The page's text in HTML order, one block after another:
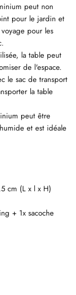
peut non
pour le jardin et
pour les
la table peut
de l'espace.
le sac de transport
la table
peut être
et est idéale
cm (L x l x H)
+ 1x sacoche